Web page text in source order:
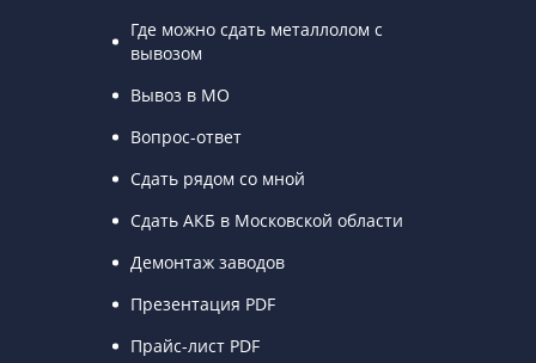
Где можно сдать металлолом с
вывозом
Вывоз в МО
Вопрос-ответ
Сдать рядом со мной
Сдать АКБ в Московской области
Демонтаж заводов
Презентация PDF
Прайс-лист PDF